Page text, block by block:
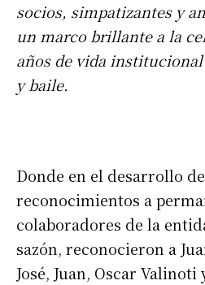
socios, simpatizantes y
un marco brillante a la
años de vida
y baile.
Donde en el desarrollo
reconocimientos a
colaboradores de la
sazón, reconocieron a
José, Juan, Oscar